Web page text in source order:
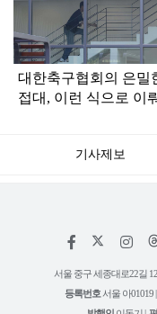
인
대한축구협회의 은밀
접대, 이런 식으로 이
기사제보
페
스
인
타
램
서울 중구 세종대로22길
등록번호 서울 아01019 |